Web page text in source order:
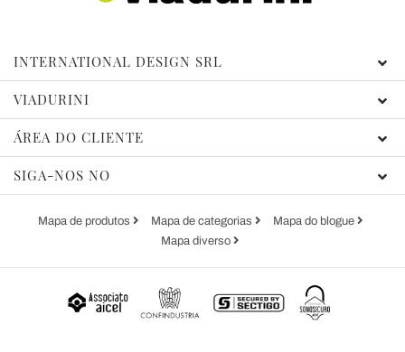
INTERNATIONAL DESIGN SRL
VIADURINI
ÁREA DO CLIENTE
SIGA-NOS NO
Mapa de produtos Mapa de categorias
Mapa do blogue
Mapa diverso